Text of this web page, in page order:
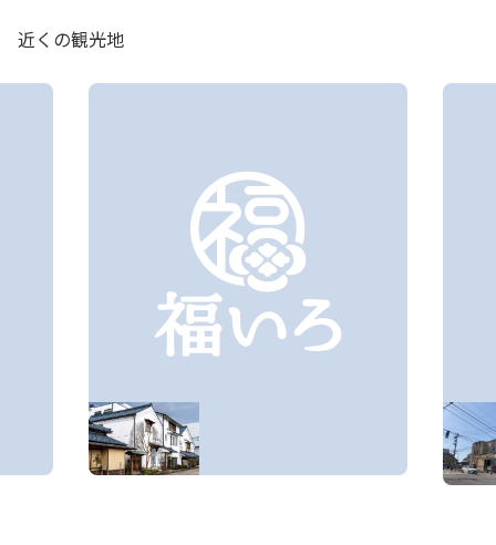
近くの観光地